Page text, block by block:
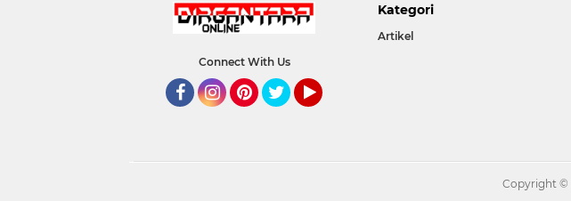
Connect With Us
Kategori
Artikel
Copyright ©